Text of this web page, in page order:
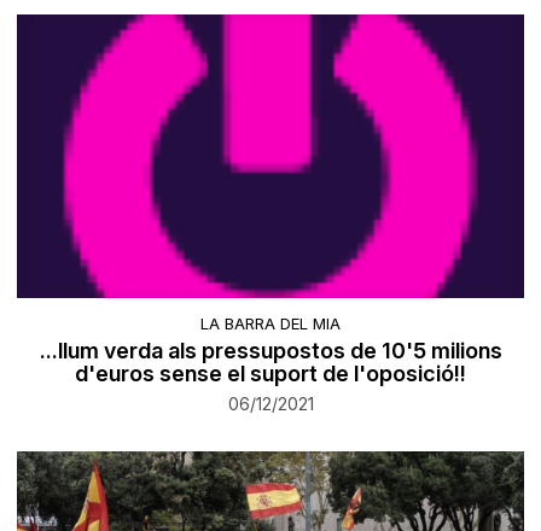
LA BARRA DEL MIA
...llum verda als pressupostos de 10'5 milions
d'euros sense el suport de l'oposició!!
06/12/2021